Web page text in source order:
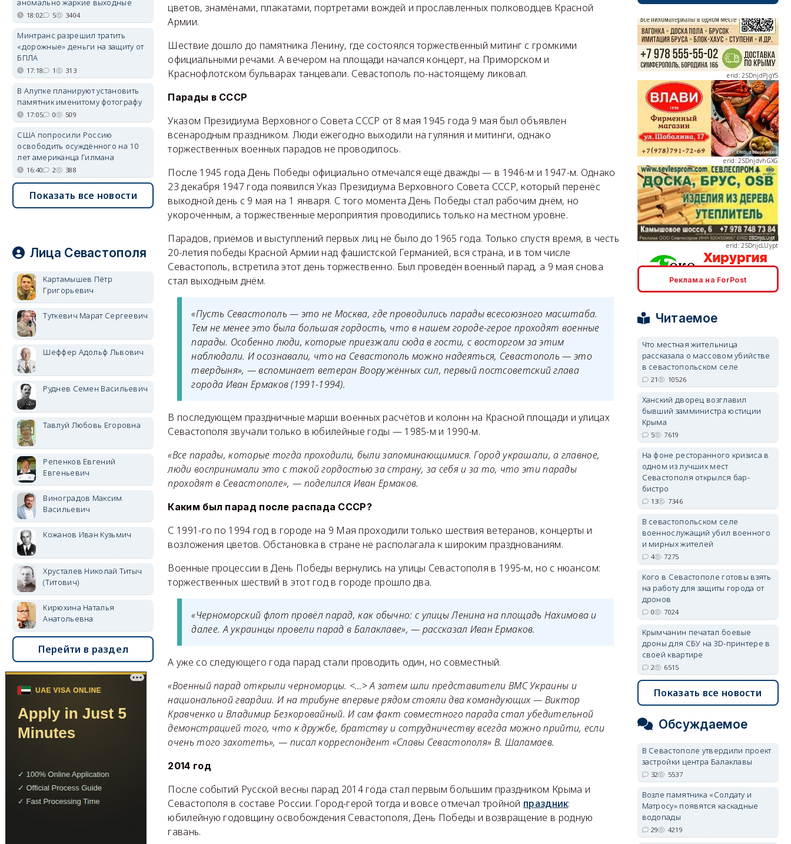
цветов, знамёнами, плакатами, портретами вождей и прославленных полководцев Красной
Армии.
Шествие дошло до памятника Ленину, где состоялся торжественный митинг с громкими
официальными речами. А вечером на площади начался концерт, на Приморском и
Краснофлотском бульварах танцевали. Севастополь по-настоящему ликовал.
Парады в СССР
Указом Президиума Верховного Совета СССР от 8 мая 1945 года 9 мая был объявлен
всенародным праздником. Люди ежегодно выходили на гуляния и митинги, однако
торжественных военных парадов не проводилось.
После 1945 года День Победы официально отмечался ещё дважды — в 1946-м и 1947-м. Однако
23 декабря 1947 года появился Указ Президиума Верховного Совета СССР, который перенёс
выходной день с 9 мая на 1 января. С того момента День Победы стал рабочим днём, но
укороченным, а торжественные мероприятия проводились только на местном уровне.
Парадов, приёмов и выступлений первых лиц не было до 1965 года. Только спустя время, в честь
20-летия победы Красной Армии над фашистской Германией, вся страна, и в том числе
Севастополь, встретила этот день торжественно. Был проведён военный парад, а 9 мая снова
стал выходным днём.
«Пусть Севастополь — это не Москва, где проводились парады всесоюзного масштаба.
Тем не менее это была большая гордость, что в нашем городе-герое проходят военные
парады. Особенно люди, которые приезжали сюда в гости, с восторгом за этим
наблюдали. И осознавали, что на Севастополь можно надеяться, Севастополь — это
твердыня», — вспоминает ветеран Вооружённых сил, первый постсоветский глава
города Иван Ермаков (1991-1994).
В последующем праздничные марши военных расчётов и колонн на Красной площади и улицах
Севастополя звучали только в юбилейные годы — 1985-м и 1990-м.
«Все парады, которые тогда проходили, были запоминающимися. Город украшали, а главное,
люди воспринимали это с такой гордостью за страну, за себя и за то, что эти парады
проходят в Севастополе», — поделился Иван Ермаков.
Каким был парад после распада СССР?
С 1991-го по 1994 год в городе на 9 Мая проходили только шествия ветеранов, концерты и
возложения цветов. Обстановка в стране не располагала к широким празднованиям.
Военные процессии в День Победы вернулись на улицы Севастополя в 1995-м, но с нюансом:
торжественных шествий в этот год в городе прошло два.
«Черноморский флот провёл парад, как обычно: с улицы Ленина на площадь Нахимова и
далее. А украинцы провели парад в Балаклаве», — рассказал Иван Ермаков.
А уже со следующего года парад стали проводить один, но совместный.
«Военный парад открыли черноморцы. <…> А затем шли представители ВМС Украины и
национальной гвардии. И на трибуне впервые рядом стояли два командующих — Виктор
Кравченко и Владимир Безкоровайный. И сам факт совместного парада стал убедительной
демонстрацией того, что к дружбе, братству и сотрудничеству всегда можно прийти, если
очень того захотеть», — писал корреспондент «Славы Севастополя» В. Шаламаев.
2014 год
После событий Русской весны парад 2014 года стал первым большим праздником Крыма и
Севастополя в составе России. Город-герой тогда и вовсе отмечал тройной праздник:
юбилейную годовщину освобождения Севастополя, День Победы и возвращение в родную
гавань.
аномально жаркие выходные
18:02 5 3404
Минтранс разрешил тратить
«дорожные» деньги на защиту от
БПЛА
17:18 1 313
В Алупке планируют установить
памятник именитому фотографу
17:05 0 509
США попросили Россию
освободить осуждённого на 10
лет американца Гилмана
16:40 2 388
Показать все новости
Лица Севастополя
Картамышев Пётр
Григорьевич
Туткевич Марат Сергеевич
Шеффер Адольф Львович
Руднев Семен Васильевич
Тавлуй Любовь Егоровна
Репенков Евгений
Евгеньевич
Виноградов Максим
Васильевич
Кожанов Иван Кузьмич
Хрусталев Николай Титыч
(Титович)
Кирюхина Наталья
Анатольевна
Перейти в раздел
erid: 2SDnjdPjgYS
erid: 2SDnjdvhGXG
erid: 2SDnjcLUypt
erid: 2SDnjcrDNw6
erid: 2SDnjdvhGXG
Реклама на ForPost
Читаемое
Что местная жительница
рассказала о массовом убийстве
в севастопольском селе
21 10526
Ханский дворец возглавил
бывший замминистра юстиции
Крыма
5 7619
На фоне ресторанного кризиса в
одном из лучших мест
Севастополя открылся бар-
бистро
13 7346
В севастопольском селе
военнослужащий убил военного
и мирных жителей
4 7275
Кого в Севастополе готовы взять
на работу для защиты города от
дронов
0 7024
Крымчанин печатал боевые
дроны для СБУ на 3D-принтере в
своей квартире
2 6515
Показать все новости
Обсуждаемое
В Севастополе утвердили проект
застройки центра Балаклавы
32 5537
Возле памятника «Солдату и
Матросу» появятся каскадные
водопады
29 4219